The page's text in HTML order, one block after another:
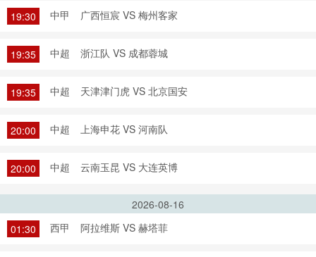
19:30 中甲 广西恒宸 VS 梅州客家
19:35 中超 浙江队 VS 成都蓉城
19:35 中超 天津津门虎 VS 北京国安
20:00 中超 上海申花 VS 河南队
20:00 中超 云南玉昆 VS 大连英博
2026-08-16
01:30
西甲 阿拉维斯 VS 赫塔菲